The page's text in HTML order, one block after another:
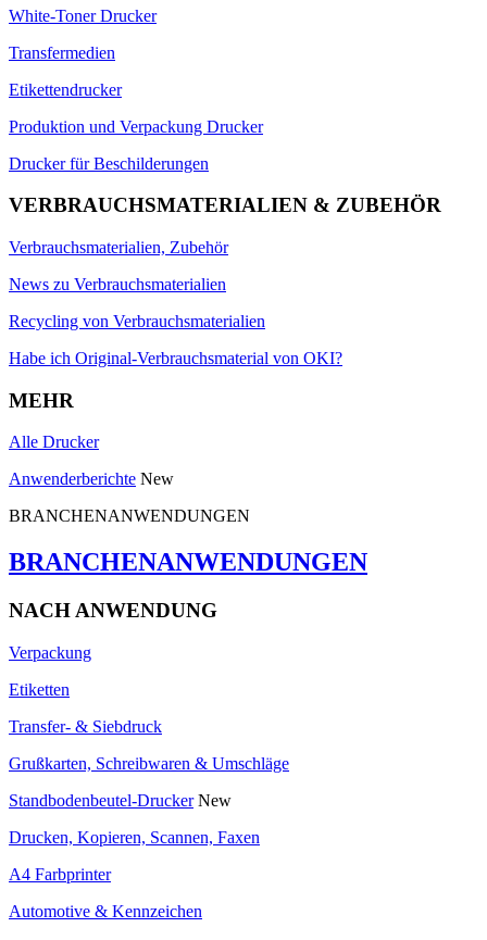
White-Toner Drucker
Transfermedien
Etikettendrucker
Produktion und Verpackung Drucker
Drucker für Beschilderungen
VERBRAUCHSMATERIALIEN & ZUBEHÖR
Verbrauchsmaterialien, Zubehör
News zu Verbrauchsmaterialien
Recycling von Verbrauchsmaterialien
Habe ich Original-Verbrauchsmaterial von OKI?
MEHR
Alle Drucker
Anwenderberichte New
BRANCHENANWENDUNGEN
BRANCHENANWENDUNGEN
NACH ANWENDUNG
Verpackung
Etiketten
Transfer- & Siebdruck
Grußkarten, Schreibwaren & Umschläge
Standbodenbeutel-Drucker New
Drucken, Kopieren, Scannen, Faxen
A4 Farbprinter
Automotive & Kennzeichen